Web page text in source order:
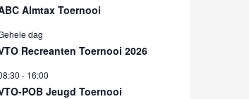
Almtax Toernooi
dag
Recreanten Toernooi 2026
- 16:00
POB Jeugd Toernooi